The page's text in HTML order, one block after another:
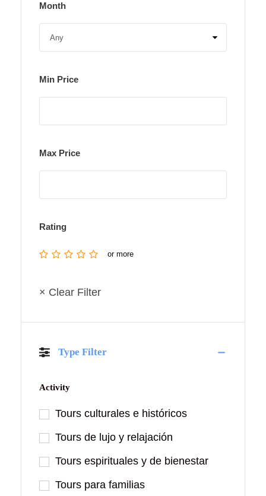
Month
Min Price
Max Price
Rating
or more
× Clear Filter
Type Filter
Activity
Tours culturales e históricos
Tours de lujo y relajación
Tours espirituales y de bienestar
Tours para familias